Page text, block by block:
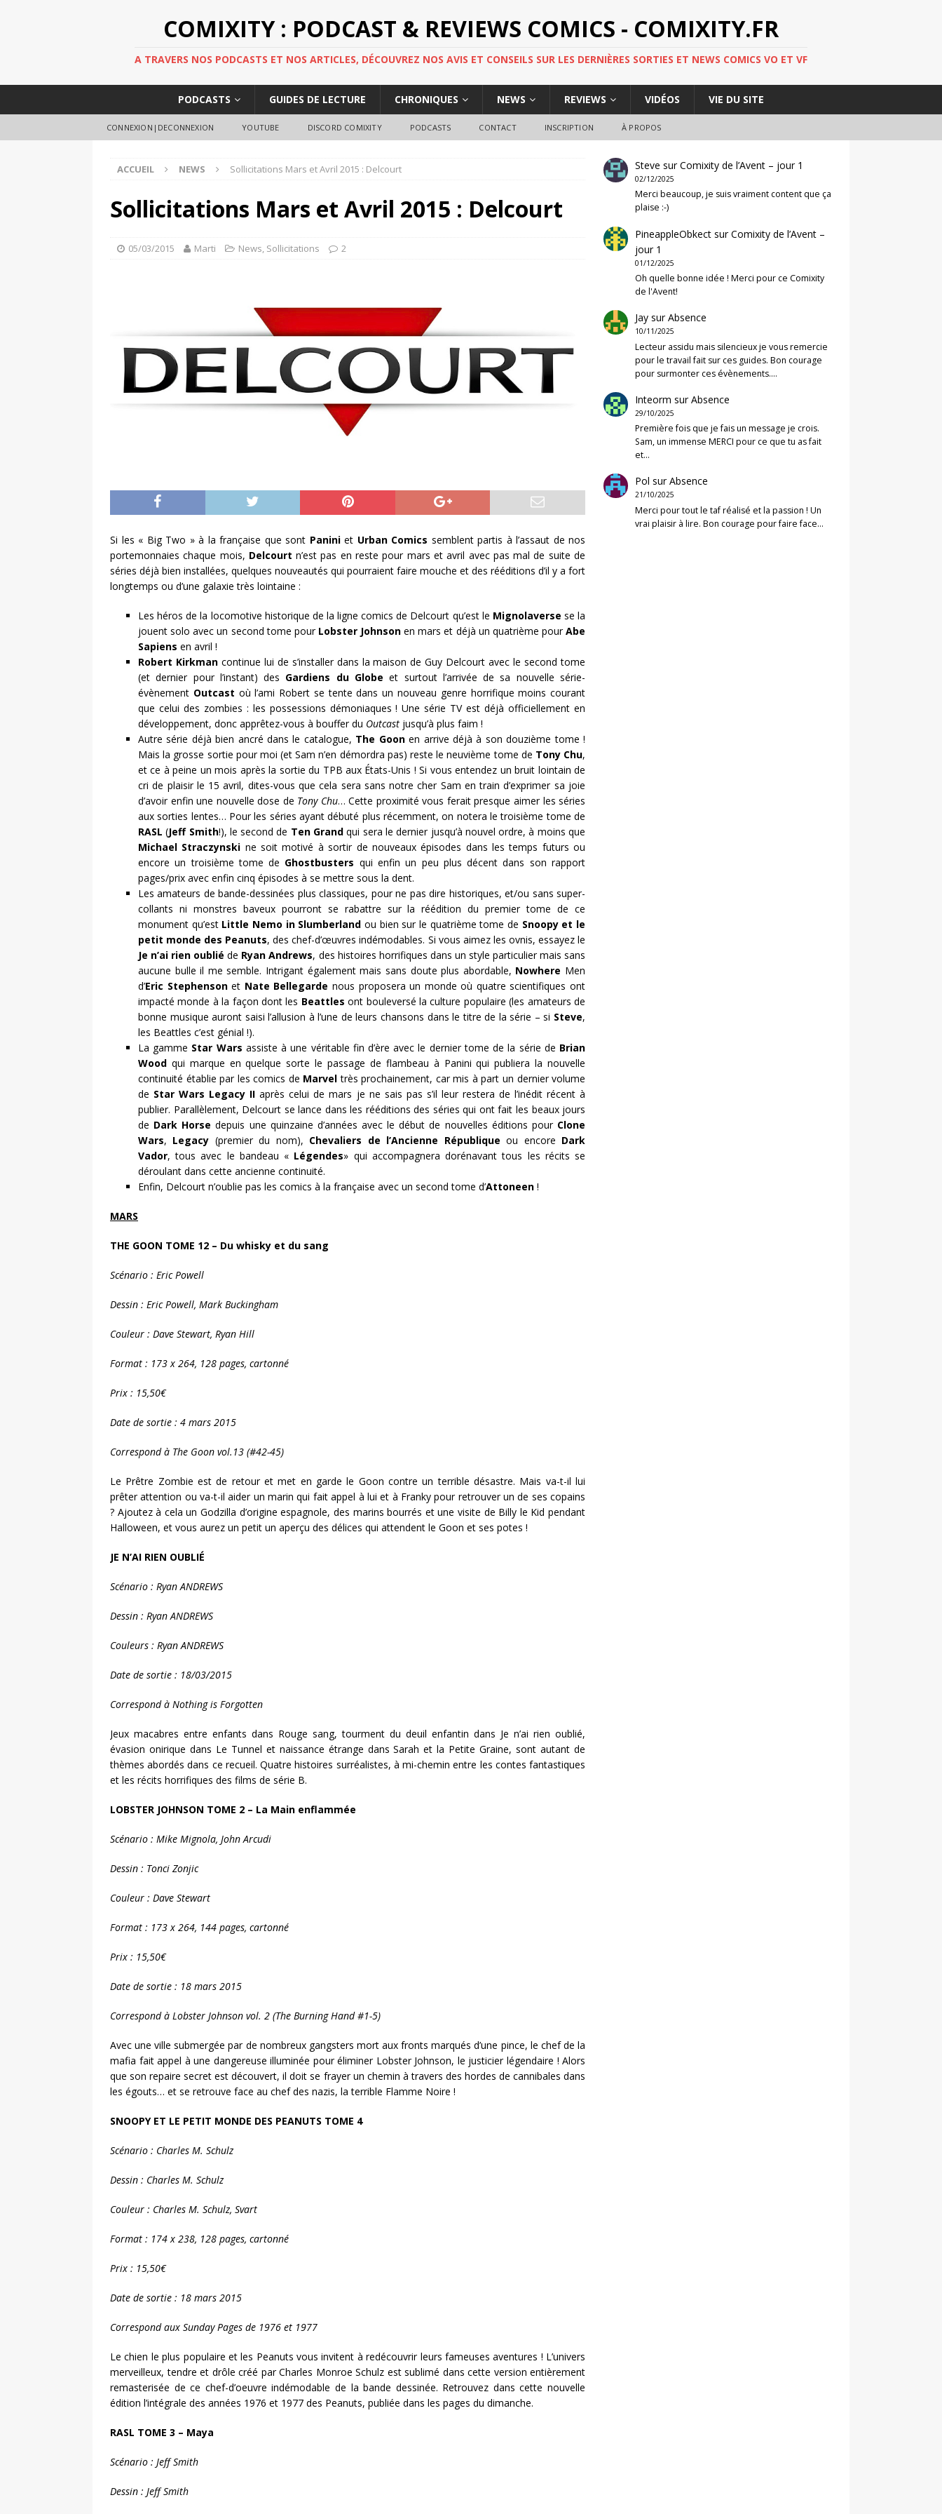
COMIXITY : PODCAST & REVIEWS COMICS - COMIXITY.FR
A TRAVERS NOS PODCASTS ET NOS ARTICLES, DÉCOUVREZ NOS AVIS ET CONSEILS SUR LES DERNIÈRES SORTIES ET NEWS COMICS VO ET VF
PODCASTS GUIDES DE LECTURE CHRONIQUES NEWS REVIEWS VIDÉOS VIE DU SITE
CONNEXION|DECONNEXION YOUTUBE DISCORD COMIXITY PODCASTS CONTACT INSCRIPTION À PROPOS
ACCUEIL NEWS Sollicitations Mars et Avril 2015 : Delcourt
Sollicitations Mars et Avril 2015 : Delcourt
05/03/2015 Marti News, Sollicitations 2
Si les « Big Two » à la française que sont Paniniet Urban Comics semblent partis à l’assaut de nos
portemonnaies chaque mois, Delcourt n’est pas en reste pour mars et avril avec pas mal de suite de
séries déjà bien installées, quelques nouveautés qui pourraient faire mouche et des rééditions d’il y a fort
longtemps ou d’une galaxie très lointaine :
Les héros de la locomotive historique de la ligne comics de Delcourt qu’est le Mignolaverse se la
jouent solo avec un second tome pour Lobster Johnson en mars et déjà un quatrième pourAbe
Sapiens en avril !
Robert Kirkmancontinue lui de s’installer dans la maison de Guy Delcourt avec le second tome
(et dernier pour l’instant) des Gardiens du Globe et surtout l’arrivée de sa nouvelle série-
évènement Outcast où l’ami Robert se tente dans un nouveau genre horrifique moins courant
que celui des zombies : les possessions démoniaques ! Une série TV est déjà officiellement en
développement, donc apprêtez-vous à bouffer du Outcast jusqu’à plus faim !
Autre série déjà bien ancré dans le catalogue, The Goonen arrive déjà à son douzième tome !
Mais la grosse sortie pour moi (et Sam n’en démordra pas) reste le neuvième tome de Tony Chu,
et ce à peine un mois après la sortie du TPB aux États-Unis ! Si vous entendez un bruit lointain de
cri de plaisir le 15 avril, dites-vous que cela sera sans notre cher Sam en train d’exprimer sa joie
d’avoir enfin une nouvelle dose de Tony Chu… Cette proximité vous ferait presque aimer les séries
aux sorties lentes… Pour les séries ayant débuté plus récemment, on notera le troisième tome de
RASL (Jeff Smith!), le second de Ten Grand qui sera le dernier jusqu’à nouvel ordre, à moins que
Michael Straczynski ne soit motivé à sortir de nouveaux épisodes dans les temps futurs ou
encore un troisième tome de Ghostbusters qui enfin un peu plus décent dans son rapport
pages/prix avec enfin cinq épisodes à se mettre sous la dent.
Les amateurs de bande-dessinées plus classiques, pour ne pas dire historiques, et/ou sans super-
collants ni monstres baveux pourront se rabattre sur la réédition du premier tome de ce
monument qu’est Little Nemo in Slumberland ou bien sur le quatrième tome de Snoopy et le
petit monde des Peanuts, des chef-d’œuvres indémodables. Si vous aimez les ovnis, essayez le
Je n’ai rien oubliéde Ryan Andrews, des histoires horrifiques dans un style particulier mais sans
aucune bulle il me semble. Intrigant également mais sans doute plus abordable, Nowhere Men
d’Eric Stephensonet Nate Bellegarde nous proposera un monde où quatre scientifiques ont
impacté monde à la façon dont les Beattles ont bouleversé la culture populaire (les amateurs de
bonne musique auront saisi l’allusion à l’une de leurs chansons dans le titre de la série – si Steve,
les Beattles c’est génial !).
La gamme Star Wars assiste à une véritable fin d’ère avec le dernier tome de la série de Brian
Wood qui marque en quelque sorte le passage de flambeau à Panini qui publiera la nouvelle
continuité établie par les comics de Marvel très prochainement, car mis à part un dernier volume
de Star Wars Legacy II après celui de mars je ne sais pas s’il leur restera de l’inédit récent à
publier. Parallèlement, Delcourt se lance dans les rééditions des séries qui ont fait les beaux jours
de Dark Horse depuis une quinzaine d’années avec le début de nouvelles éditions pour Clone
Wars, Legacy (premier du nom), Chevaliers de l’Ancienne Républiqueou encore Dark
Vador, tous avec le bandeau « Légendes» qui accompagnera dorénavant tous les récits se
déroulant dans cette ancienne continuité.
Enfin, Delcourt n’oublie pas les comics à la française avec un second tome d’Attoneen !
MARS
THE GOON TOME 12 – Du whisky et du sang
Scénario : Eric Powell
Dessin : Eric Powell, Mark Buckingham
Couleur : Dave Stewart, Ryan Hill
Format : 173 x 264, 128 pages, cartonné
Prix : 15,50€
Date de sortie : 4 mars 2015
Correspond à The Goon vol.13 (#42-45)
Le Prêtre Zombie est de retour et met en garde le Goon contre un terrible désastre. Mais va-t-il lui
prêter attention ou va-t-il aider un marin qui fait appel à lui et à Franky pour retrouver un de ses copains
? Ajoutez à cela un Godzilla d’origine espagnole, des marins bourrés et une visite de Billy le Kid pendant
Halloween, et vous aurez un petit un aperçu des délices qui attendent le Goon et ses potes !
JE N’AI RIEN OUBLIÉ
Scénario : Ryan ANDREWS
Dessin : Ryan ANDREWS
Couleurs : Ryan ANDREWS
Date de sortie : 18/03/2015
Correspond à Nothing is Forgotten
Jeux macabres entre enfants dans Rouge sang, tourment du deuil enfantin dans Je n’ai rien oublié,
évasion onirique dans Le Tunnel et naissance étrange dans Sarah et la Petite Graine, sont autant de
thèmes abordés dans ce recueil. Quatre histoires surréalistes, à mi-chemin entre les contes fantastiques
et les récits horrifiques des films de série B.
LOBSTER JOHNSON TOME 2 – La Main enflammée
Scénario : Mike Mignola, John Arcudi
Dessin : Tonci Zonjic
Couleur : Dave Stewart
Format : 173 x 264, 144 pages, cartonné
Prix : 15,50€
Date de sortie : 18 mars 2015
Correspond à Lobster Johnson vol. 2 (The Burning Hand #1-5)
Avec une ville submergée par de nombreux gangsters mort aux fronts marqués d’une pince, le chef de la
mafia fait appel à une dangereuse illuminée pour éliminer Lobster Johnson, le justicier légendaire ! Alors
que son repaire secret est découvert, il doit se frayer un chemin à travers des hordes de cannibales dans
les égouts… et se retrouve face au chef des nazis, la terrible Flamme Noire !
SNOOPY ET LE PETIT MONDE DES PEANUTS TOME 4
Scénario : Charles M. Schulz
Dessin : Charles M. Schulz
Couleur : Charles M. Schulz, Svart
Format : 174 x 238, 128 pages, cartonné
Prix : 15,50€
Date de sortie : 18 mars 2015
Correspond aux Sunday Pages de 1976 et 1977
Le chien le plus populaire et les Peanuts vous invitent à redécouvrir leurs fameuses aventures ! L’univers
merveilleux, tendre et drôle créé par Charles Monroe Schulz est sublimé dans cette version entièrement
remasterisée de ce chef-d’oeuvre indémodable de la bande dessinée. Retrouvez dans cette nouvelle
édition l’intégrale des années 1976 et 1977 des Peanuts, publiée dans les pages du dimanche.
RASL TOME 3 – Maya
Scénario : Jeff Smith
Dessin : Jeff Smith
Steve surComixity de l’Avent – jour 1
02/12/2025
Merci beaucoup, je suis vraiment content que ça
plaise :-)
PineappleObkect surComixity de l’Avent –
jour 1
01/12/2025
Oh quelle bonne idée ! Merci pour ce Comixity
de l'Avent!
Jay surAbsence
10/11/2025
Lecteur assidu mais silencieux je vous remercie
pour le travail fait sur ces guides. Bon courage
pour surmonter ces évènements.…
Inteorm surAbsence
29/10/2025
Première fois que je fais un message je crois.
Sam, un immense MERCI pour ce que tu as fait
et…
Pol surAbsence
21/10/2025
Merci pour tout le taf réalisé et la passion ! Un
vrai plaisir à lire. Bon courage pour faire face…